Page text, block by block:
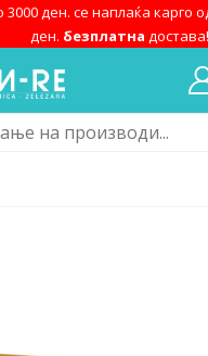
ден. се наплаќа карго
ден. безплатна достава!